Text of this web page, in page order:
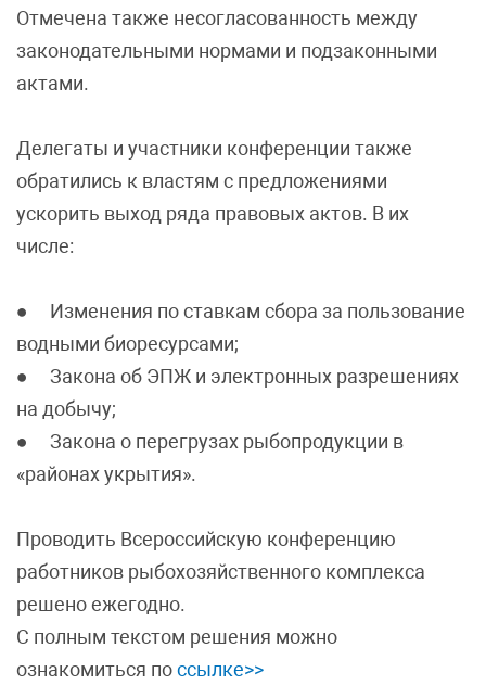
Отмечена также несогласованность между
законодательными нормами и подзаконными
актами.
Делегаты и участники конференции также
обратились к властям с предложениями
ускорить выход ряда правовых актов. В их
числе:
● Изменения по ставкам сбора за пользование
водными биоресурсами;
● Закона об ЭПЖ и электронных разрешениях
на добычу;
● Закона о перегрузах рыбопродукции в
«районах укрытия».
Проводить Всероссийскую конференцию
работников рыбохозяйственного комплекса
решено ежегодно.
С полным текстом решения можно
ознакомиться поссылке>>